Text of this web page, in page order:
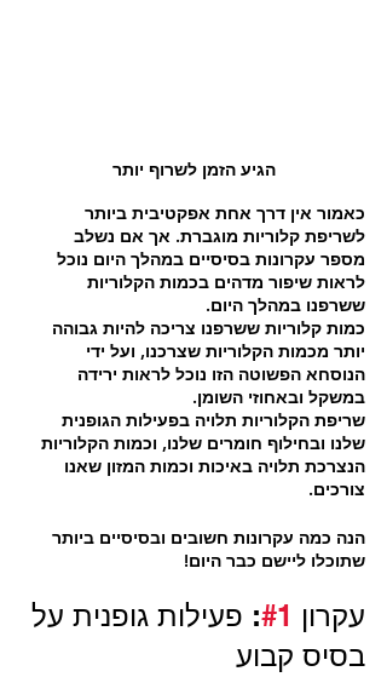
הגיע הזמן לשרוף יותר
כאמור אין דרך אחת אפקטיבית ביותר
לשריפת קלוריות מוגברת. אך אם נשלב
מספר עקרונות בסיסיים במהלך היום נוכל
לראות שיפור מדהים בכמות הקלוריות
ששרפנו במהלך היום.
כמות קלוריות ששרפנו צריכה להיות גבוהה
יותר מכמות הקלוריות שצרכנו, ועל ידי
הנוסחא הפשוטה הזו נוכל לראות ירידה
במשקל ובאחוזי השומן.
שריפת הקלוריות תלויה בפעילות הגופנית
שלנו ובחילוף חומרים שלנו, וכמות הקלוריות
הנצרכת תלויה באיכות וכמות המזון שאנו
צורכים.
הנה כמה עקרונות חשובים ובסיסיים ביותר
שתוכלו ליישם כבר היום!
עקרון #1: פעילות גופנית על
בסיס קבוע